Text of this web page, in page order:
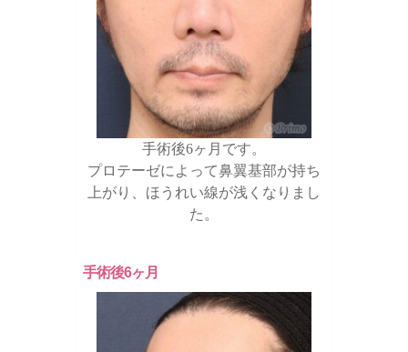
手術後6ヶ月です。
プロテーゼによって鼻翼基部が持ち
上がり、ほうれい線が浅くなりまし
た。
手術後6ヶ月